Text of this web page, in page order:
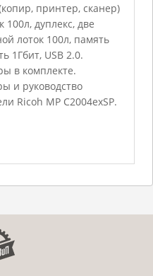
принтер, сканер)
дуплекс, две
лоток 100л, память
1Гбит, USB 2.0.
в комплекте.
и руководство
Ricoh MP C2004exSP.